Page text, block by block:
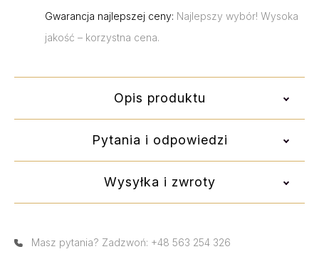
Gwarancja najlepszej ceny: Najlepszy wybór! Wysoka
jakość – korzystna cena.
Opis produktu
Pytania i odpowiedzi
Wysyłka i zwroty
Masz pytania? Zadzwoń: +48 563 254 326